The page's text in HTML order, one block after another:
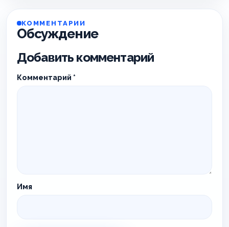
КОММЕНТАРИИ
Обсуждение
Добавить комментарий
Комментарий *
Имя